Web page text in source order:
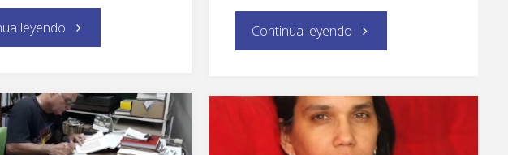
leyendo Continua leyendo